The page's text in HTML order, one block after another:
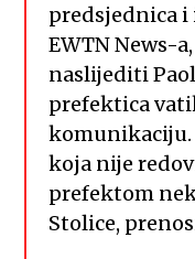
predsjednica
EWTN News-
naslijediti
prefektica
komunikaciju.
koja nije
prefektom
Stolice,